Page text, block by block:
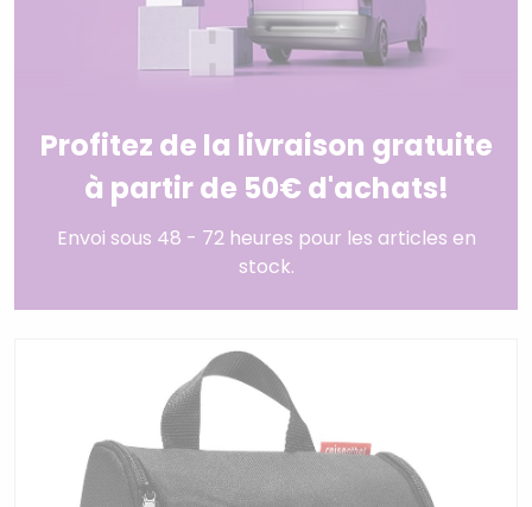
Profitez de la livraison gratuite
à partir de 50€ d'achats!
Envoi sous 48 - 72 heures pour les articles en
stock.